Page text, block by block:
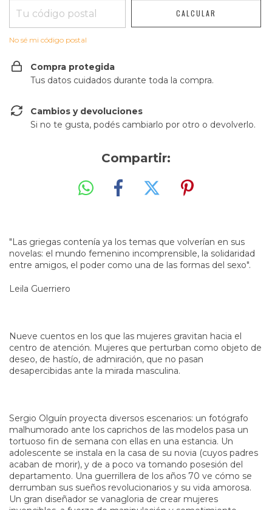
CALCULAR
No sé mi código postal
Compra protegida
Tus datos cuidados durante toda la compra.
Cambios y devoluciones
Si no te gusta, podés cambiarlo por otro o devolverlo.
Compartir:
"Las griegas contenía ya los temas que volverían en sus
novelas: el mundo femenino incomprensible, la solidaridad
entre amigos, el poder como una de las formas del sexo".
Leila Guerriero
Nueve cuentos en los que las mujeres gravitan hacia el
centro de atención. Mujeres que perturban como objeto de
deseo, de hastío, de admiración, que no pasan
desapercibidas ante la mirada masculina.
Sergio Olguín proyecta diversos escenarios: un fotógrafo
malhumorado ante los caprichos de las modelos pasa un
tortuoso fin de semana con ellas en una estancia. Un
adolescente se instala en la casa de su novia (cuyos padres
acaban de morir), y de a poco va tomando posesión del
departamento. Una guerrillera de los años 70 ve cómo se
derrumban sus sueños revolucionarios y su vida amorosa.
Un gran diseñador se vanagloria de crear mujeres